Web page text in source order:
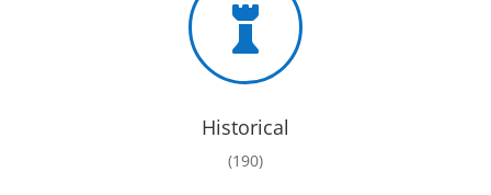

Historical
(190)